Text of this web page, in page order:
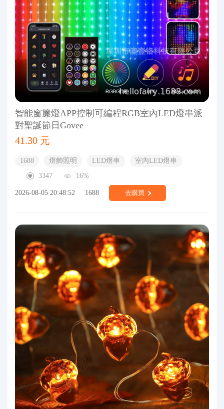
智能窗簾燈APP控制可編程RGB室內LED燈串派
對聖誕節日Govee
41.30 元
1688 燈飾照明 LED燈串
室內LED燈串
3347
16%
2026-08-05 20:48:52 1688 去購買